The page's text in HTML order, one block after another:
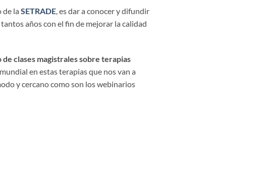
de la SETRADE , es dar a conocer y difundir
años con el fin de mejorar la calidad
de clases magistrales sobre terapias
en estas terapias que nos van a
y cercano como son los webinarios